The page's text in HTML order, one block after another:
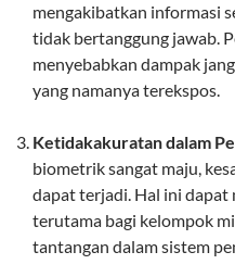
mengakibatkan informasi
tidak bertanggung jawab.
menyebabkan dampak
yang namanya terekspos.
Ketidakakuratan dalam
biometrik sangat maju,
dapat terjadi. Hal ini dapat
terutama bagi kelompok
tantangan dalam sistem